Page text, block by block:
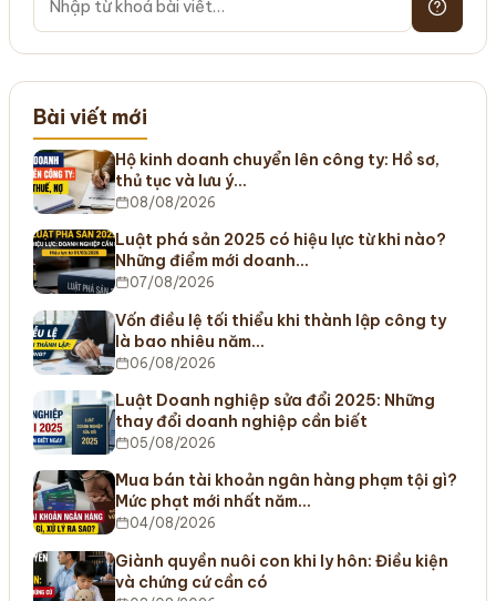
Bài viết mới
Hộ kinh doanh chuyển lên công ty: Hồ sơ,
thủ tục và lưu ý…
08/08/2026
Luật phá sản 2025 có hiệu lực từ khi nào?
Những điểm mới doanh…
07/08/2026
Vốn điều lệ tối thiểu khi thành lập công ty
là bao nhiêu năm…
06/08/2026
Luật Doanh nghiệp sửa đổi 2025: Những
thay đổi doanh nghiệp cần biết
05/08/2026
Mua bán tài khoản ngân hàng phạm tội gì?
Mức phạt mới nhất năm…
04/08/2026
Giành quyền nuôi con khi ly hôn: Điều kiện
và chứng cứ cần có